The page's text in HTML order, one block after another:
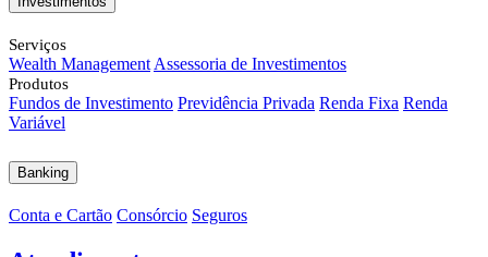
Serviços
Wealth Management Assessoria de Investimentos
Produtos
Fundos de Investimento Previdência Privada Renda Fixa Renda
Variável
Banking
Conta e Cartão Consórcio Seguros